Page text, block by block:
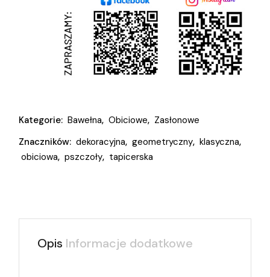
Kategorie: Bawełna, Obiciowe, Zasłonowe
Znaczników: dekoracyjna, geometryczny, klasyczna,
obiciowa, pszczoły, tapicerska
Opis Informacje dodatkowe